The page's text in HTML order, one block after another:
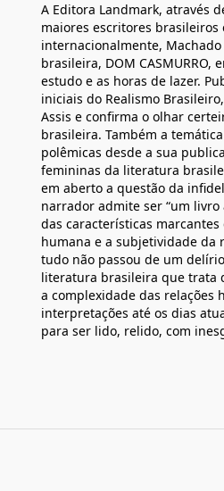
A Editora Landmark, através
maiores escritores
internacionalmente,
brasileira, DOM
estudo e as horas de lazer.
iniciais do Realismo
Assis e confirma o olhar
brasileira. Também a
polêmicas desde a sua
femininas da literatura
em aberto a questão da
narrador admite ser “um
das características
humana e a subjetividade da
tudo não passou de um
literatura brasileira que trata
a complexidade das relações
interpretações até os dias
para ser lido, relido, com